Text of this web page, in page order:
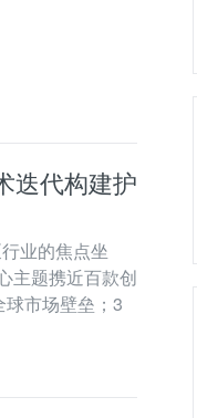
迭代构建护
业的焦点坐
主题携近百款创
市场壁垒；3